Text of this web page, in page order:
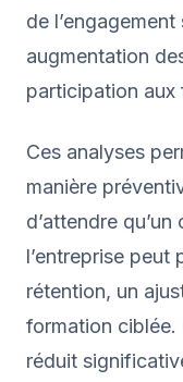
de
augmentation
participation aux
Ces analyses
manière
d’attendre
l’entreprise peut
rétention, un
formation
réduit